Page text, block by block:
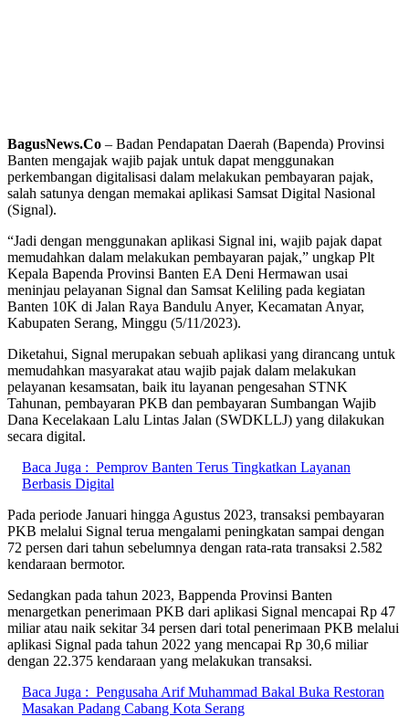
BagusNews.Co – Badan Pendapatan Daerah (Bapenda) Provinsi
Banten mengajak wajib pajak untuk dapat menggunakan
perkembangan digitalisasi dalam melakukan pembayaran pajak,
salah satunya dengan memakai aplikasi Samsat Digital Nasional
(Signal).
“Jadi dengan menggunakan aplikasi Signal ini, wajib pajak dapat
memudahkan dalam melakukan pembayaran pajak,” ungkap Plt
Kepala Bapenda Provinsi Banten EA Deni Hermawan usai
meninjau pelayanan Signal dan Samsat Keliling pada kegiatan
Banten 10K di Jalan Raya Bandulu Anyer, Kecamatan Anyar,
Kabupaten Serang, Minggu (5/11/2023).
Diketahui, Signal merupakan sebuah aplikasi yang dirancang untuk
memudahkan masyarakat atau wajib pajak dalam melakukan
pelayanan kesamsatan, baik itu layanan pengesahan STNK
Tahunan, pembayaran PKB dan pembayaran Sumbangan Wajib
Dana Kecelakaan Lalu Lintas Jalan (SWDKLLJ) yang dilakukan
secara digital.
Baca Juga : Pemprov Banten Terus Tingkatkan Layanan
Berbasis Digital
Pada periode Januari hingga Agustus 2023, transaksi pembayaran
PKB melalui Signal terua mengalami peningkatan sampai dengan
72 persen dari tahun sebelumnya dengan rata-rata transaksi 2.582
kendaraan bermotor.
Sedangkan pada tahun 2023, Bappenda Provinsi Banten
menargetkan penerimaan PKB dari aplikasi Signal mencapai Rp 47
miliar atau naik sekitar 34 persen dari total penerimaan PKB melalui
aplikasi Signal pada tahun 2022 yang mencapai Rp 30,6 miliar
dengan 22.375 kendaraan yang melakukan transaksi.
Baca Juga : Pengusaha Arif Muhammad Bakal Buka Restoran
Masakan Padang Cabang Kota Serang